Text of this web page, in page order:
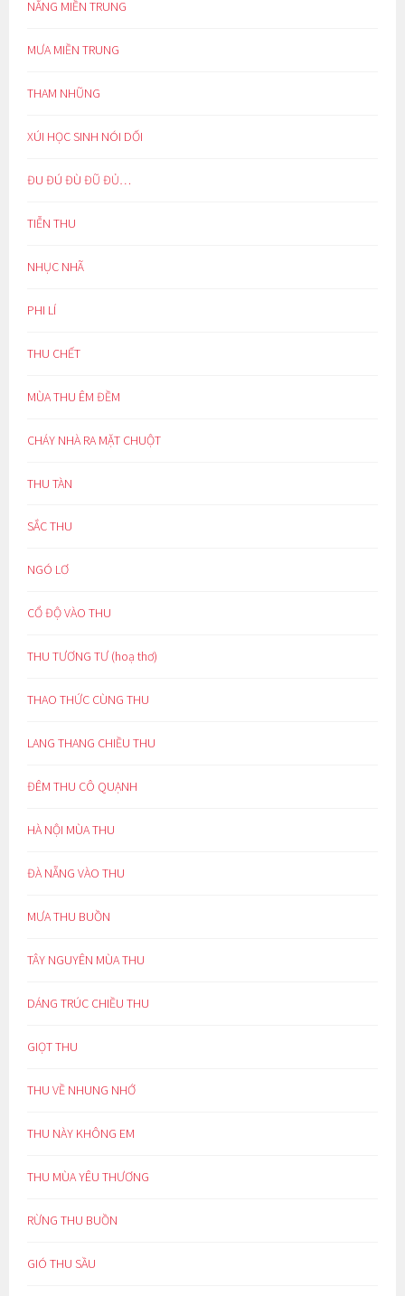
NẮNG MIỀN TRUNG
MƯA MIỀN TRUNG
THAM NHŨNG
XÚI HỌC SINH NÓI DỐI
ĐU ĐÚ ĐÙ ĐŨ ĐỦ…
TIỄN THU
NHỤC NHÃ
PHI LÍ
THU CHẾT
MÙA THU ÊM ĐỀM
CHÁY NHÀ RA MẶT CHUỘT
THU TÀN
SẮC THU
NGÓ LƠ
CỔ ĐỘ VÀO THU
THU TƯƠNG TƯ (hoạ thơ)
THAO THỨC CÙNG THU
LANG THANG CHIỀU THU
ĐÊM THU CÔ QUẠNH
HÀ NỘI MÙA THU
ĐÀ NẴNG VÀO THU
MƯA THU BUỒN
TÂY NGUYÊN MÙA THU
DÁNG TRÚC CHIỀU THU
GIỌT THU
THU VỀ NHUNG NHỚ
THU NÀY KHÔNG EM
THU MÙA YÊU THƯƠNG
RỪNG THU BUỒN
GIÓ THU SẦU